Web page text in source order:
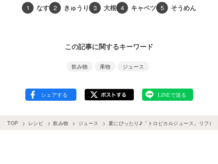
1 なす 2 きゅうり 3 大根 4 キャベツ 5 そうめん
この記事に関するキーワード
飲み物 果物 ジュース
TOP レシピ 飲み物 ジュース 夏にぴったり♪「トロピカルジュース」リフレ